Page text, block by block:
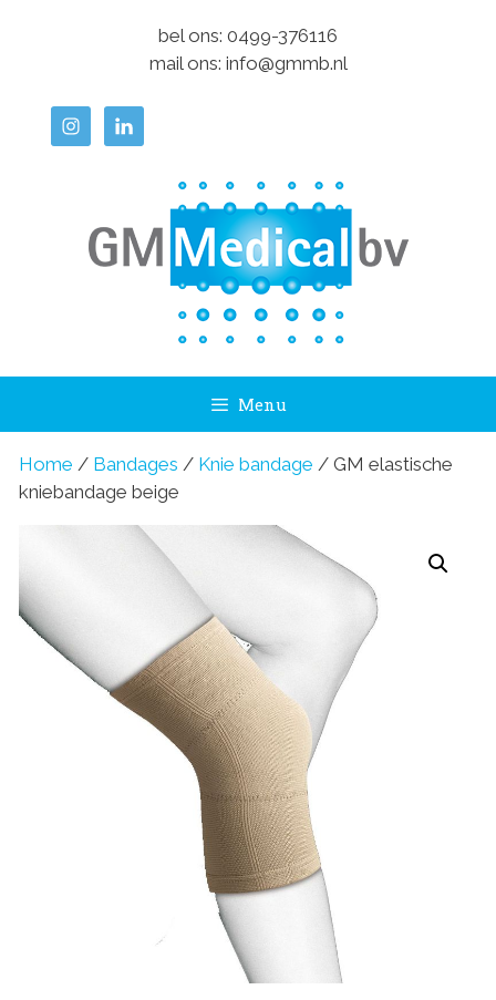
bel ons: 0499-376116
mail ons: info@gmmb.nl
Menu
Home / Bandages / Knie bandage / GM elastische
kniebandage beige